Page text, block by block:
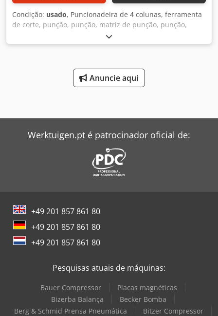
Condição: usado, Puncionadeira de 4 colunas, ferramenta
de corte, punção, punção, matriz de punção, punção,
Credpsdxnldefx Af Ujf -Ferramenta de perfuração com:
função de flexão -Toma o parafuso: 40 mm -Dimensões:
Anuncie aqui
Werktuigen.pt é patrocinador oficial de:
+49 201 857 861 80
+49 201 857 861 80
+49 201 857 861 80
Pesquisas atuais de máquinas:
Bauer Compressor
Placas magnéticas
Bizerba Balança
Becker Bomba
Berg & Schmid Prensa Pneumática
Bitzer Compressor